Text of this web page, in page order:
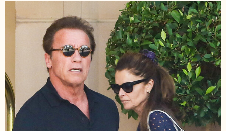
de son épouse dont il
est séparé, Maria
Shriver ,ainsi que ses
quatre enfants et sa
mère au Montage
Hotel de Beverly Hills,
le 30 juillet 2015
de son épouse dont il
est séparé Maria
Shriver,ainsi que ses
quatre enfants au
Montage Hotel de
Beverly Hills, le 30
juillet 2015